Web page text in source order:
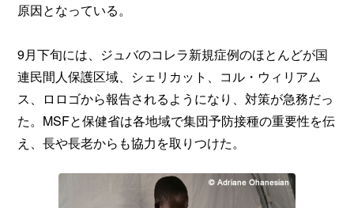
原因となっている。
9月下旬には、ジュバのコレラ新規症例のほとんどが国
連民間人保護区域、シェリカット、コル・ウィリアム
ス、ロロゴから報告されるようになり、対策が急務だっ
た。MSFと保健省は各地域で集団予防接種の重要性を伝
え、長や長老からも協力を取りつけた。